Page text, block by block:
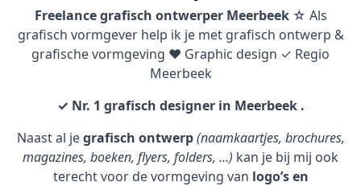
Freelance grafisch ontwerper Meerbeek ☆ Als
grafisch vormgever help ik je met grafisch ontwerp &
grafische vormgeving ♥ Graphic design ✓ Regio
Meerbeek
✓ Nr. 1 grafisch designer in Meerbeek .
Naast al jegrafisch ontwerp (naamkaartjes, brochures,
magazines, boeken, flyers, folders, …) kan je bij mij ook
terecht voor de vormgeving van logo’s en